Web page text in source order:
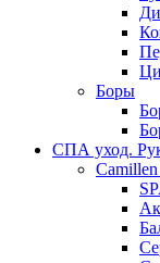
Боры
СПА уход.